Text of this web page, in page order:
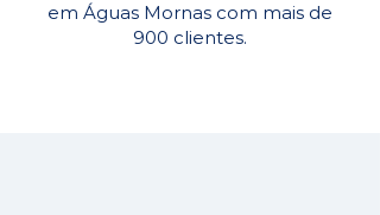
em Águas Mornas com mais de
900 clientes.